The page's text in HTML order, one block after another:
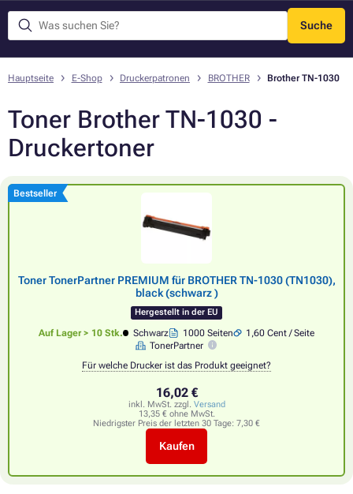
Suche
Menü
Hauptseite E-Shop Druckerpatronen BROTHER Brother TN-1030
Toner Brother TN-1030 -
Druckertoner
Bestseller
Toner TonerPartner PREMIUM für BROTHER TN-1030 (TN1030),
black (schwarz )
Hergestellt in der EU
Auf Lager > 10 Stk. Schwarz 1000 Seiten
1,60 Cent / Seite
TonerPartner
Für welche Drucker ist das Produkt geeignet?
16,02 €
inkl. MwSt. zzgl. Versand
13,35 € ohne MwSt.
Niedrigster Preis der letzten 30 Tage: 7,30 €
Kaufen